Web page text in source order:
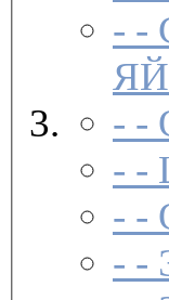
- -
- -
- -
- -
- -